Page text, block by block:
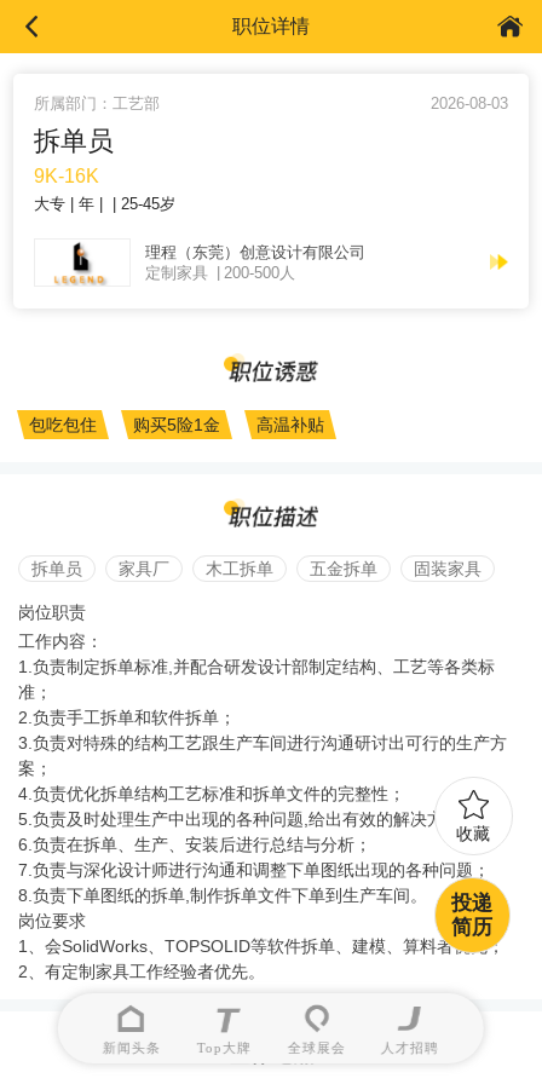
职位详情
所属部门：工艺部 2026-08-03
拆单员
9K-16K
大专 年 25-45岁
理程（东莞）创意设计有限公司
定制家具
200-500人
包吃包住 购买5险1金 高温补贴
拆单员 家具厂 木工拆单 五金拆单 固装家具
岗位职责
工作内容：
1.负责制定拆单标准,并配合研发设计部制定结构、工艺等各类标
准；
2.负责手工拆单和软件拆单；
3.负责对特殊的结构工艺跟生产车间进行沟通研讨出可行的生产方
案；
4.负责优化拆单结构工艺标准和拆单文件的完整性；
5.负责及时处理生产中出现的各种问题,给出有效的解决方案；
6.负责在拆单、生产、安装后进行总结与分析；
7.负责与深化设计师进行沟通和调整下单图纸出现的各种问题；
8.负责下单图纸的拆单,制作拆单文件下单到生产车间。
岗位要求
1、会SolidWorks、TOPSOLID等软件拆单、建模、算料者优先；
2、有定制家具工作经验者优先。
新闻头条 Top大牌 全球展会 人才招聘
收藏
投递
简历